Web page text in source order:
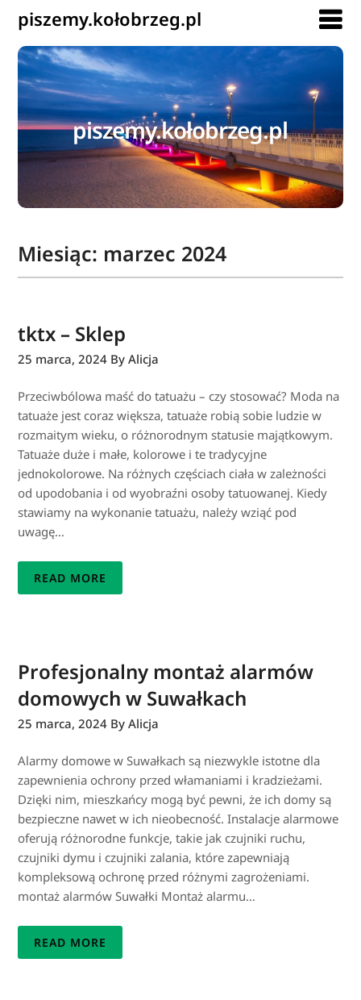
piszemy.kołobrzeg.pl
piszemy.kołobrzeg.pl
Miesiąc: marzec 2024
tktx – Sklep
25 marca, 2024 By Alicja
Przeciwbólowa maść do tatuażu – czy stosować? Moda na
tatuaże jest coraz większa, tatuaże robią sobie ludzie w
rozmaitym wieku, o różnorodnym statusie majątkowym.
Tatuaże duże i małe, kolorowe i te tradycyjne
jednokolorowe. Na różnych częściach ciała w zależności
od upodobania i od wyobraźni osoby tatuowanej. Kiedy
stawiamy na wykonanie tatuażu, należy wziąć pod
uwagę…
READ MORE
Profesjonalny montaż alarmów
domowych w Suwałkach
25 marca, 2024 By Alicja
Alarmy domowe w Suwałkach są niezwykle istotne dla
zapewnienia ochrony przed włamaniami i kradzieżami.
Dzięki nim, mieszkańcy mogą być pewni, że ich domy są
bezpieczne nawet w ich nieobecność. Instalacje alarmowe
oferują różnorodne funkcje, takie jak czujniki ruchu,
czujniki dymu i czujniki zalania, które zapewniają
kompleksową ochronę przed różnymi zagrożeniami.
montaż alarmów Suwałki Montaż alarmu…
READ MORE